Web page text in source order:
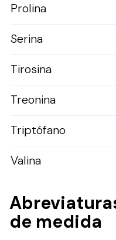
Prolina
Serina
Tirosina
Treonina
Triptófano
Valina
de medida